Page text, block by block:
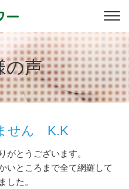
の声
せん K.K
とうございます。
いところまで全て網羅して
した。